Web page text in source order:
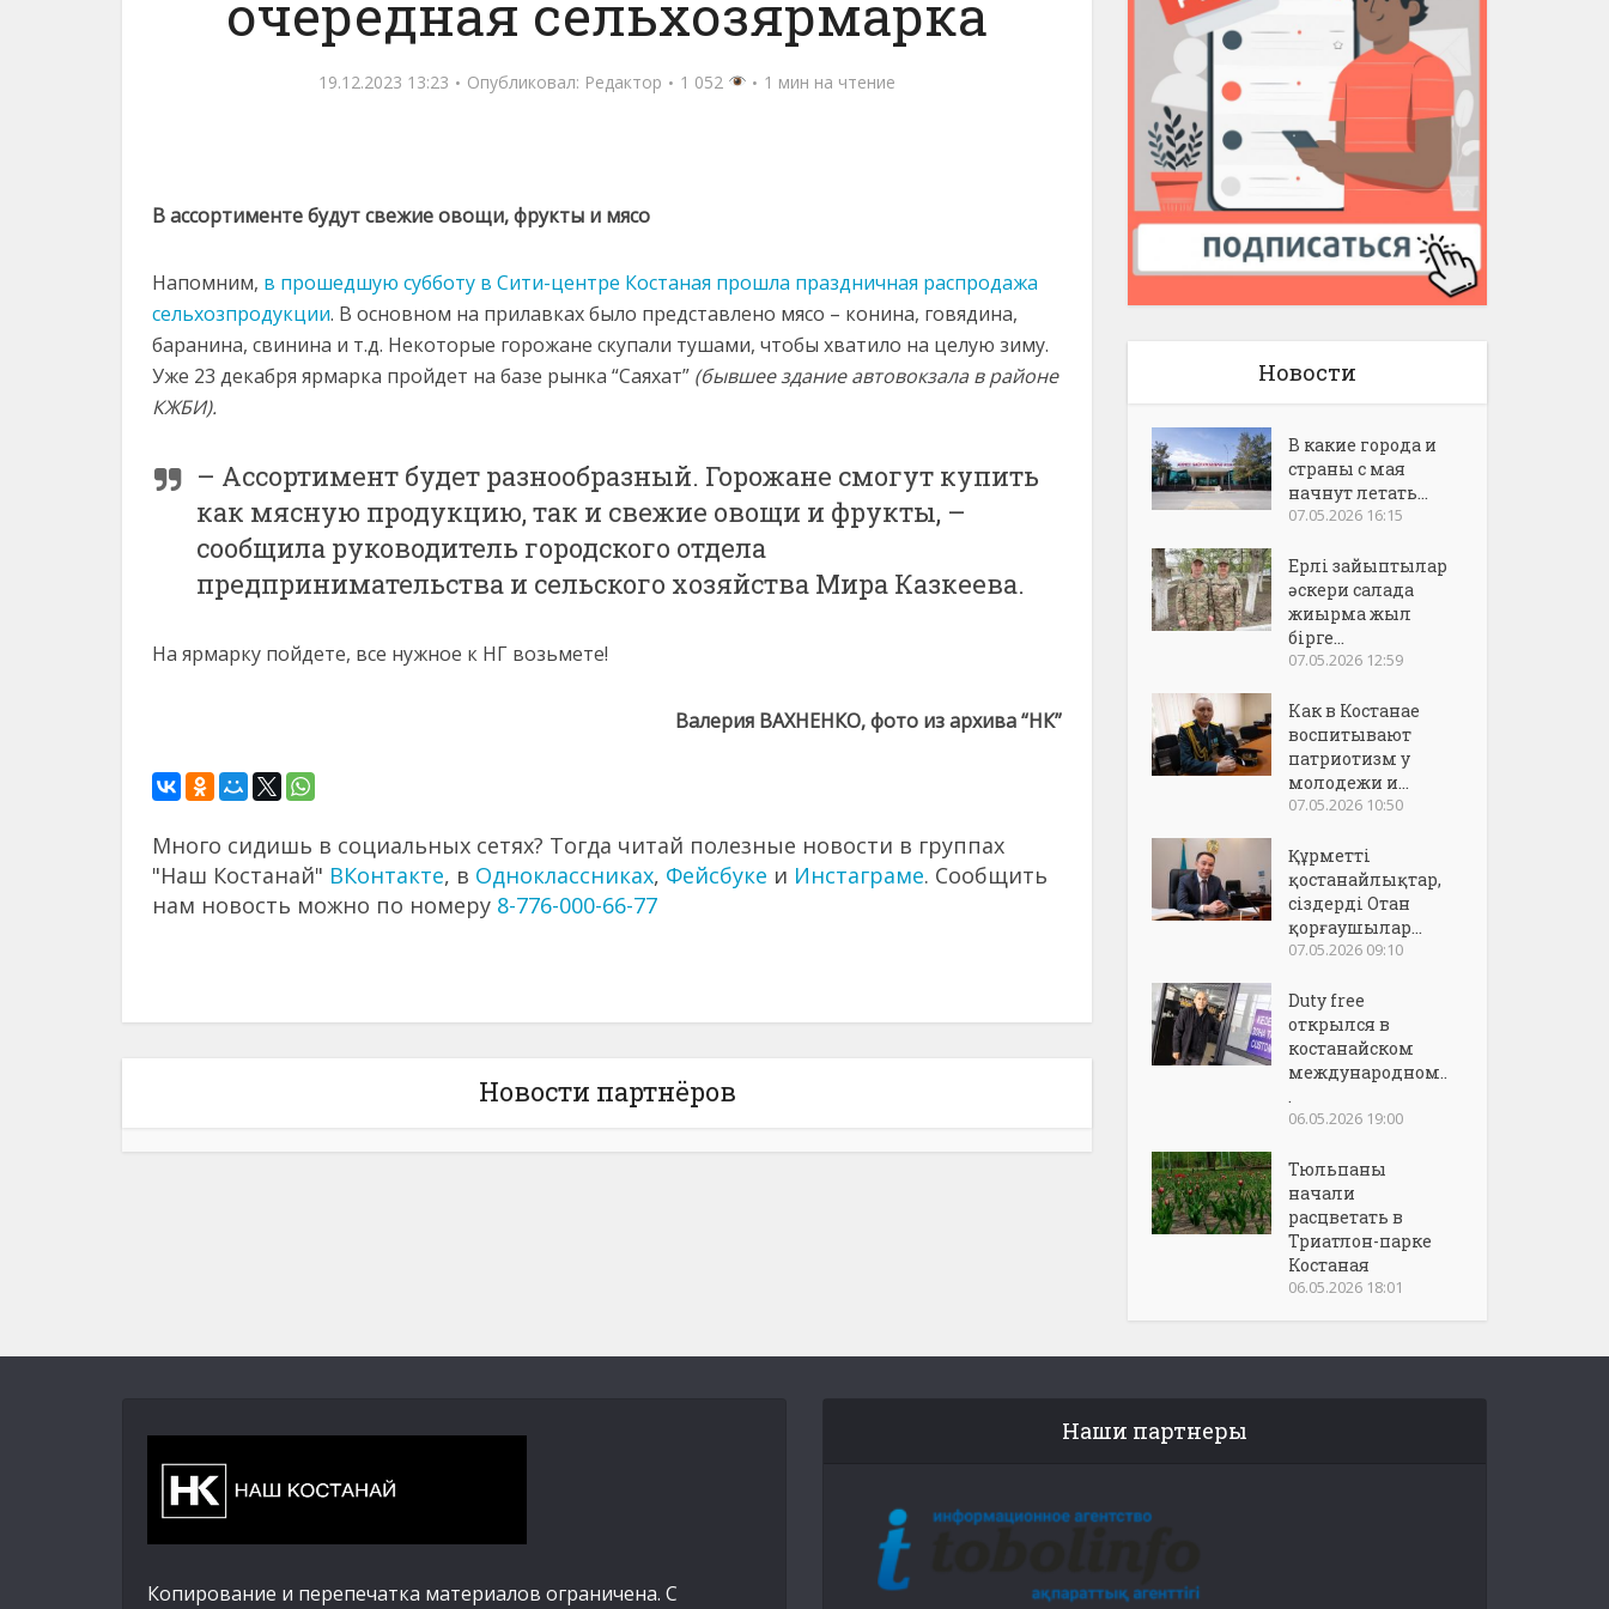
очередная сельхозярмарка
19.12.2023 13:23 Опубликовал: Редактор 1 052 1 мин на чтение
В ассортименте будут свежие овощи, фрукты и мясо
Напомним, в прошедшую субботу в Сити-центре Костаная прошла праздничная распродажа
сельхозпродукции. В основном на прилавках было представлено мясо – конина, говядина,
баранина, свинина и т.д. Некоторые горожане скупали тушами, чтобы хватило на целую зиму.
Уже 23 декабря ярмарка пройдет на базе рынка “Саяхат” (бывшее здание автовокзала в районе
КЖБИ).
– Ассортимент будет разнообразный. Горожане смогут купить
как мясную продукцию, так и свежие овощи и фрукты, –
сообщила руководитель городского отдела
предпринимательства и сельского хозяйства Мира Казкеева.
На ярмарку пойдете, все нужное к НГ возьмете!
Валерия ВАХНЕНКО, фото из архива “НК”
Много сидишь в социальных сетях? Тогда читай полезные новости в группах
"Наш Костанай" ВКонтакте, в Одноклассниках, Фейсбуке и Инстаграме. Сообщить
нам новость можно по номеру 8-776-000-66-77
Новости партнёров
Новости
В какие города и
страны с мая
начнут летать...
07.05.2026 16:15
Ерлі зайыптылар
әскери салада
жиырма жыл
бірге...
07.05.2026 12:59
Как в Костанае
воспитывают
патриотизм у
молодежи и...
07.05.2026 10:50
Құрметті
қостанайлықтар,
сіздерді Отан
қорғаушылар...
07.05.2026 09:10
Duty free
открылся в
костанайском
международном..
.
06.05.2026 19:00
Тюльпаны
начали
расцветать в
Триатлон-парке
Костаная
06.05.2026 18:01
Копирование и перепечатка материалов ограничена. С
Наши партнеры